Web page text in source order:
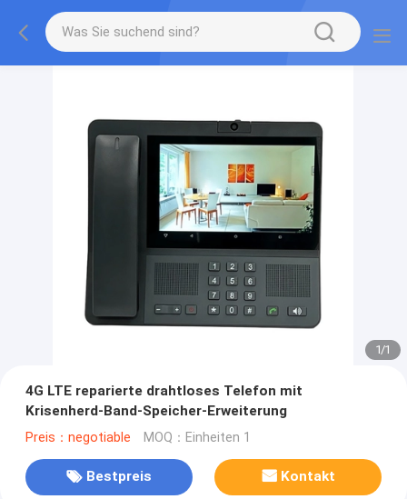
1/1
4G LTE reparierte drahtloses Telefon mit
Krisenherd-Band-Speicher-Erweiterung
Preis：negotiable MOQ：Einheiten 1
Bestpreis Kontakt